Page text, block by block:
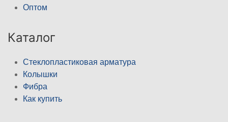
Оптом
Каталог
Стеклопластиковая арматура
Колышки
Фибра
Как купить